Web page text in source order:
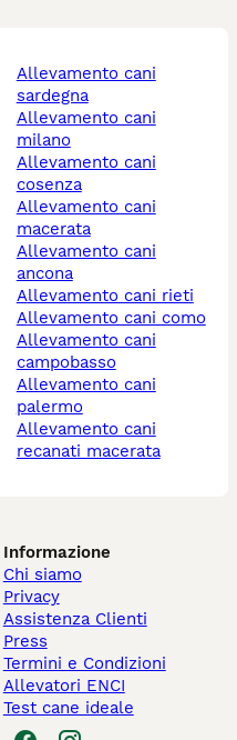
allevamento cani
sardegna
allevamento cani
milano
allevamento cani
cosenza
allevamento cani
macerata
allevamento cani
ancona
allevamento cani rieti
allevamento cani como
allevamento cani
campobasso
allevamento cani
palermo
allevamento cani
recanati macerata
Informazione
Chi siamo
Privacy
Assistenza Clienti
Press
Termini e Condizioni
Allevatori ENCI
Test cane ideale